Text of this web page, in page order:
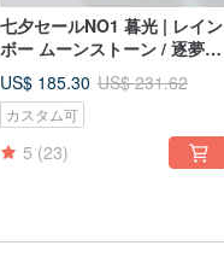
七夕セールNO1 暮光 | レイン
ボー ムーンストーン / 逐夢シ
リーズ | 天然石ネックレス
US$ 185.30 US$ 231.62
カスタム可
5 (23)